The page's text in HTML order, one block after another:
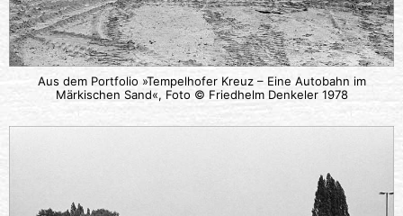
Aus dem Portfolio »Tempelhofer Kreuz – Eine Autobahn im
Märkischen Sand«, Foto © Friedhelm Denkeler 1978